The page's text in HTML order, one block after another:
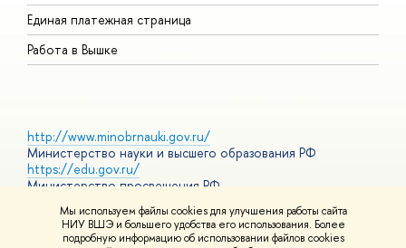
Мы используем файлы cookies для улучшения работы сайта
НИУ ВШЭ и большего удобства его использования. Более
подробную информацию об использовании файлов cookies
Единая платежная страница
Работа в Вышке
http://www.minobrnauki.gov.ru/
Министерство науки и высшего образования РФ
https://edu.gov.ru/
Министерство просвещения РФ
https://elearning.hse.ru/mooc
Массовые открытые онлайн-курсы